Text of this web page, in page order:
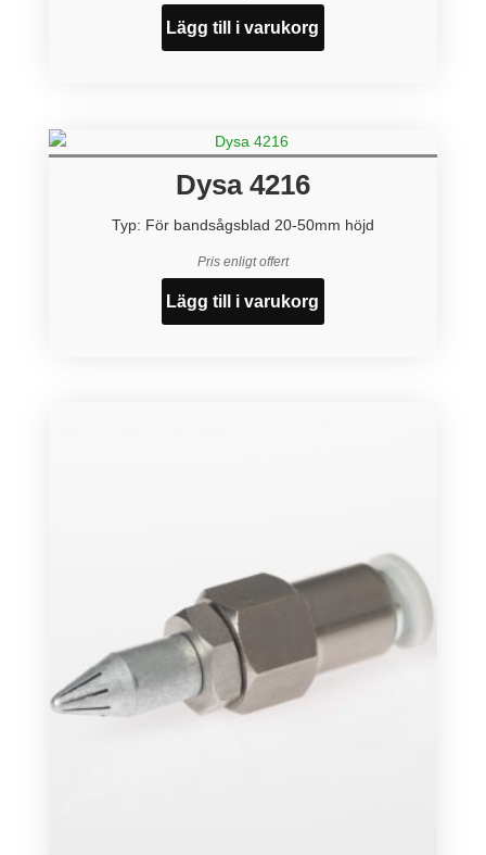
Lägg till i varukorg
Dysa 4216
Typ: För bandsågsblad 20-50mm höjd
Pris enligt offert
Lägg till i varukorg